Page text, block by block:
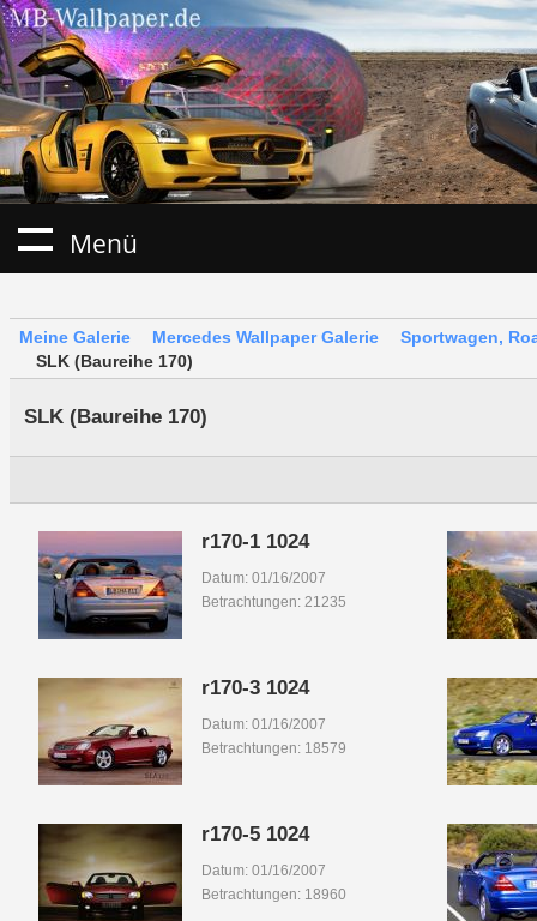
Menü
Meine Galerie Mercedes Wallpaper Galerie
Sportwagen,
SLK (Baureihe 170)
SLK (Baureihe 170)
r170-1 1024
Datum: 01/16/2007
Betrachtungen: 21235
r170-3 1024
Datum: 01/16/2007
Betrachtungen: 18579
r170-5 1024
Datum: 01/16/2007
Betrachtungen: 18960